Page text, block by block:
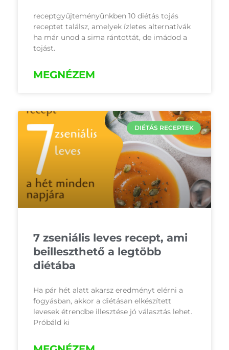
receptgyűjteményünkben 10 diétás tojás
receptet találsz, amelyek ízletes alternatívák
ha már unod a sima rántottát, de imádod a
tojást.
MEGNÉZEM
DIÉTÁS RECEPTEK
7 zseniális leves recept, ami
beilleszthető a legtöbb
diétába
Ha pár hét alatt akarsz eredményt elérni a
fogyásban, akkor a diétásan elkészített
levesek étrendbe illesztése jó választás lehet.
Próbáld ki